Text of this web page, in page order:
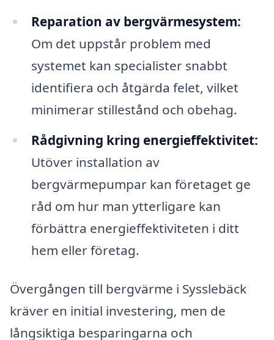
Reparation av bergvärmesystem:
Om det uppstår problem med
systemet kan specialister snabbt
identifiera och åtgärda felet, vilket
minimerar stillestånd och obehag.
Rådgivning kring energieffektivitet:
Utöver installation av
bergvärmepumpar kan företaget ge
råd om hur man ytterligare kan
förbättra energieffektiviteten i ditt
hem eller företag.
Övergången till bergvärme i Sysslebäck
kräver en initial investering, men de
långsiktiga besparingarna och